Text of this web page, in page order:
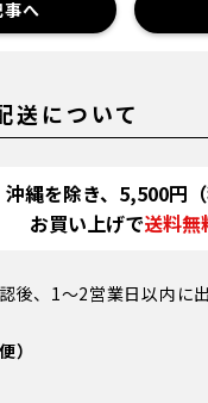
事へ
送について
縄を除き、5,500円
お買い上げで送料無
後、1～2営業日以内に出
）